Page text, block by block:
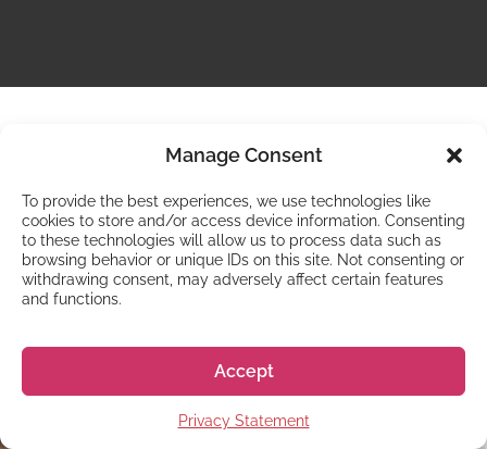
Manage Consent
To provide the best experiences, we use technologies like
cookies to store and/or access device information. Consenting
to these technologies will allow us to process data such as
browsing behavior or unique IDs on this site. Not consenting or
withdrawing consent, may adversely affect certain features
and functions.
Accept
Privacy Statement
JOBBANSTÄLLNINGSKURS
Denna kurs är till för att hjälpa dig hitta ett
heltidsarbete i Japan. Du kommer att bli drillad i
använda japansk mjukvara för PC. Skolan
samarbetar med ett rekryteringsföretag som
heter "Human Power" som kommer att hjälpa
dig med ditt arbetssökande under hela
AKAMONKAI
JAPANSKT
FÖRETAGSPRAKTIKPROGRAM
affärsjapanska och affärsetikett, samt arbetar
upp till 28 timmar utanför lektionstid på
praktikanter, där affärsfärdigheter utvecklas.
AKAMONKAI
Demografi
Studenter kommer från hela världen för att
studera vid denna skola.
Kina